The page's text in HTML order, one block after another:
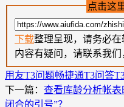
点击这
下载整理呈现，请务必
内容有疑问，请联系我们
用友T3问题畅捷通T3问答
下一篇： 查看库龄分析帐
闭合的引号”？